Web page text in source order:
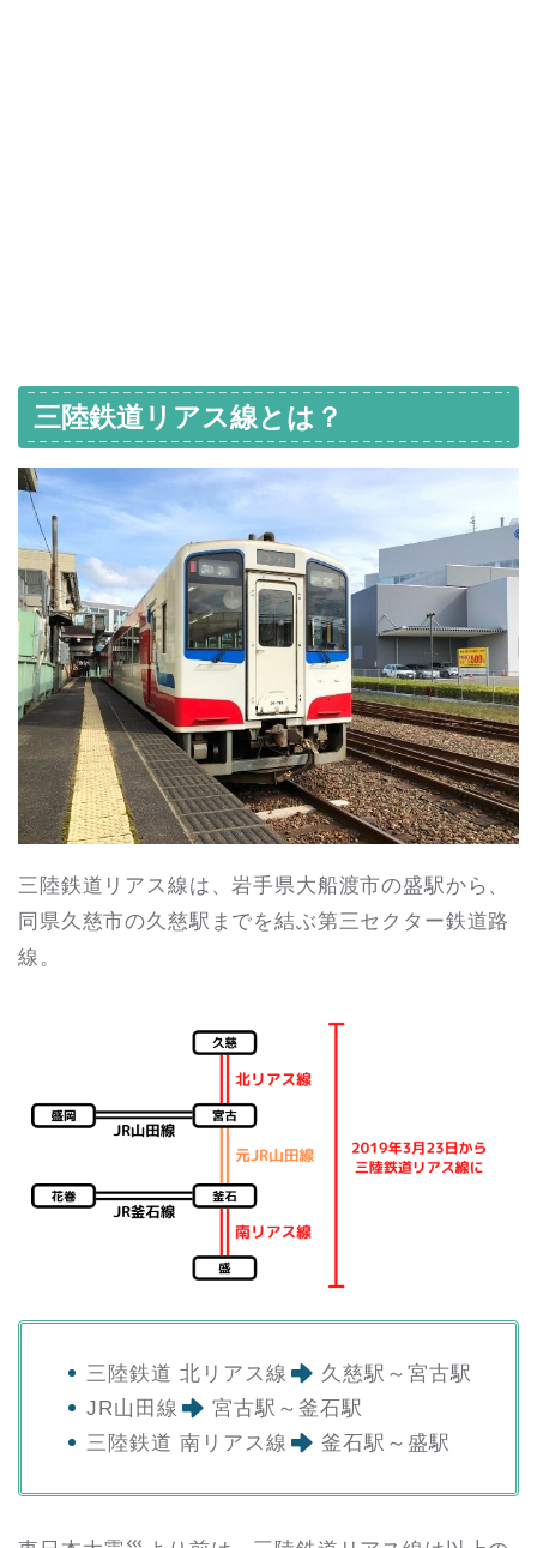
三陸鉄道リアス線とは？
三陸鉄道リアス線は、岩手県大船渡市の盛駅から、
同県久慈市の久慈駅までを結ぶ第三セクター鉄道路
線。
三陸鉄道 北リアス線
久慈駅～宮古駅
JR山田線
宮古駅～釜石駅
三陸鉄道 南リアス線
釜石駅～盛駅